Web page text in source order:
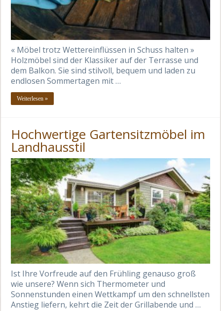
« Möbel trotz Wettereinflüssen in Schuss halten »
Holzmöbel sind der Klassiker auf der Terrasse und
dem Balkon. Sie sind stilvoll, bequem und laden zu
endlosen Sommertagen mit …
Weiterlesen »
Hochwertige Gartensitzmöbel im
Landhausstil
Ist Ihre Vorfreude auf den Frühling genauso groß
wie unsere? Wenn sich Thermometer und
Sonnenstunden einen Wettkampf um den schnellsten
Anstieg liefern, kehrt die Zeit der Grillabende und …